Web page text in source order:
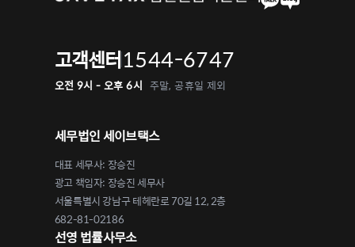
고객센터1544-6747
오전 9시 - 오후 6시 주말, 공휴일 제외
세무법인 세이브택스
대표 세무사: 장승진
광고 책임자: 장승진 세무사
서울특별시 강남구 테헤란로 70길 12, 2층
682-81-02186
선영 법률사무소